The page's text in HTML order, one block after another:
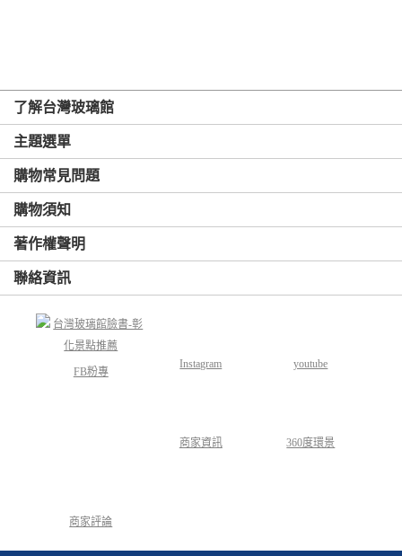
了解台灣玻璃館
主題選單
購物常見問題
購物須知
著作權聲明
聯絡資訊
FB粉專
Instagram youtube
商家資訊 360度環景
商家評論